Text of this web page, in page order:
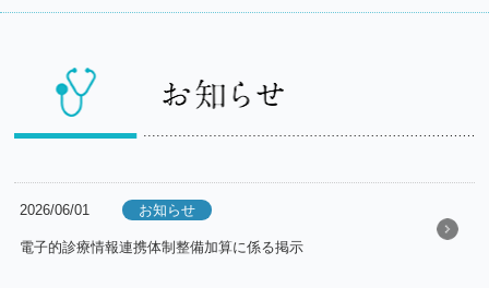
2026/06/01 お知らせ
電子的診療情報連携体制整備加算に係る掲示